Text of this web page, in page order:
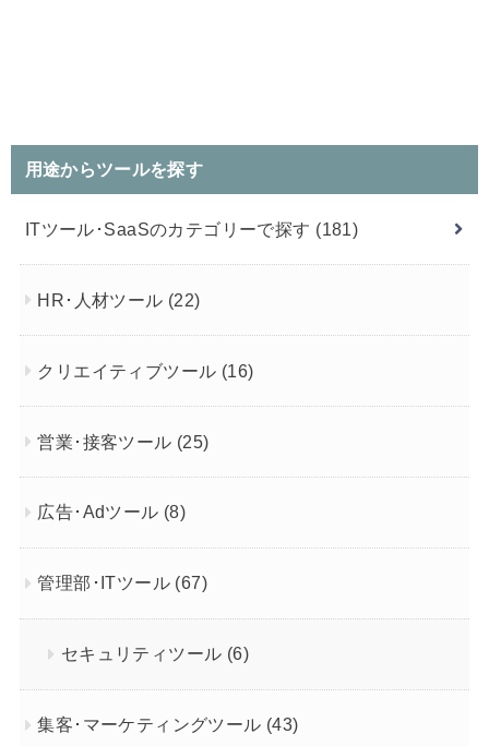
用途からツールを探す
ITツール･SaaSのカテゴリーで探す (181)
HR･人材ツール (22)
クリエイティブツール (16)
営業･接客ツール (25)
広告･Adツール (8)
管理部･ITツール (67)
セキュリティツール (6)
集客･マーケティングツール (43)